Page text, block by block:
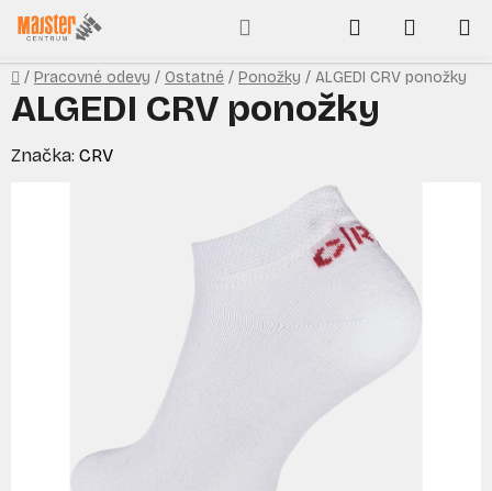
Prejsť
na
obsah
Hľadať
KOŠÍK
Domov
/ Pracovné odevy / Ostatné / Ponožky / ALGEDI CRV ponožky
ALGEDI CRV ponožky
Značka: CRV